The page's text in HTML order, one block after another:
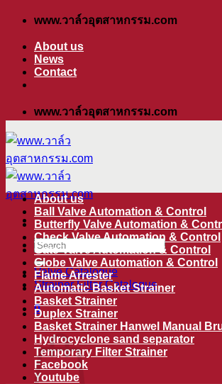
ข้าม
เนื้อหา
www.วาล์วอุตสาหกรรม.com
About us
News
Contact
www.วาล์วอุตสาหกรรม.com
ค้นหา:
Valve Catalogue
Strainer Filter Catalogue
0
ตะกร้าสินค้า
About us
Ball Valve Automation & Control
Butterfly Valve Automation &
Check Valve Automation & Control
Gate Valve Automation & Control
Globe Valve Automation & Control
Flame Arrester
Automatic Basket Strainer
Basket Strainer
Duplex Strainer
Basket Strainer Hanwel Manual
Hydrocyclone sand separator
Temporary Filter Strainer
Facebook
Youtube